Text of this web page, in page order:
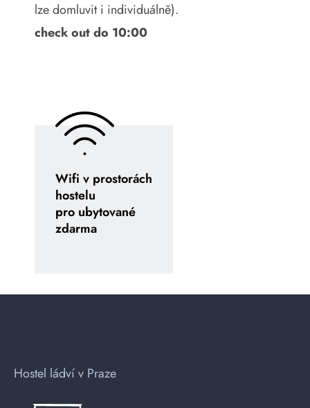
Wifi v prostorách
hostelu
pro ubytované
zdarma
lze domluvit i individuálně).
check out do 10:00
Hostel ládví v Praze